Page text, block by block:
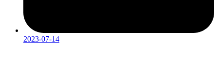
2023-07-14